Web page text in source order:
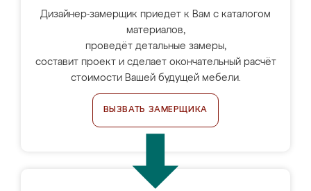
Дизайнер-замерщик приедет к Вам с каталогом
материалов,
проведёт детальные замеры,
составит проект и сделает окончательный расчёт
стоимости Вашей будущей мебели.
ВЫЗВАТЬ ЗАМЕРЩИКА